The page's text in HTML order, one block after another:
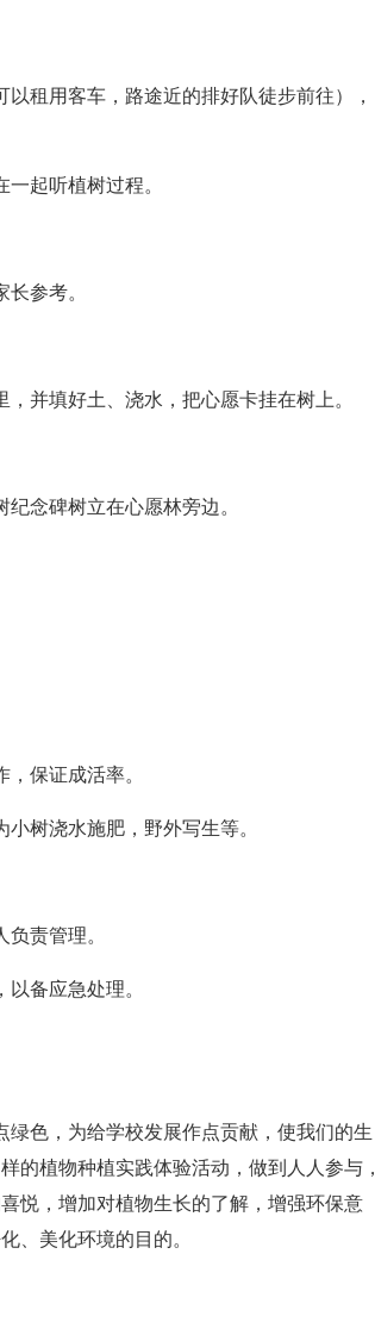
租用客车，路途近的排好队徒步前往），
起听植树过程。
参考。
并填好土、浇水，把心愿卡挂在树上。
念碑树立在心愿林旁边。
保证成活率。
树浇水施肥，野外写生等。
责管理。
备应急处理。
色，为给学校发展作点贡献，使我们的生
的植物种植实践体验活动，做到人人参与，
悦，增加对植物生长的了解，增强环保意
、美化环境的目的。